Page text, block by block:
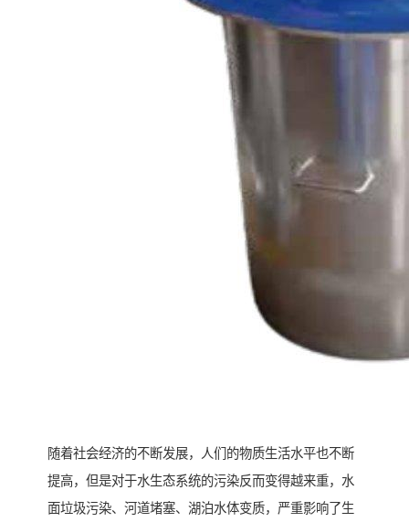
随着社会经济的不断发展，人们的物质生活水平也不断
提高，但是对于水生态系统的污染反而变得越来重，水
面垃圾污染、河道堵塞、湖泊水体变质，严重影响了生